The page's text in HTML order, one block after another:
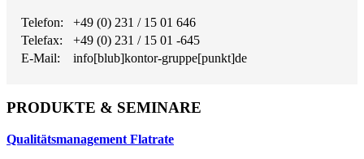
Telefon:
+49 (0) 231 / 15 01 646
Telefax:
+49 (0) 231 / 15 01 -645
E-Mail:
info[blub]kontor-gruppe[punkt]de
PRODUKTE & SEMINARE
Qualitätsmanagement Flatrate